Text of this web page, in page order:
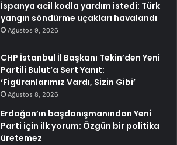
İspanya acil kodla yardım istedi: Türk
yangın söndürme uçakları havalandı
Ağustos 9, 2026
CHP İstanbul İl Başkanı Tekin’den Yeni
Partili Bulut’a Sert Yanıt:
‘Figüranlarımız Vardı, Sizin Gibi’
Ağustos 8, 2026
Erdoğan’ın başdanışmanından Yeni
Parti için ilk yorum: Özgün bir politika
üretemez